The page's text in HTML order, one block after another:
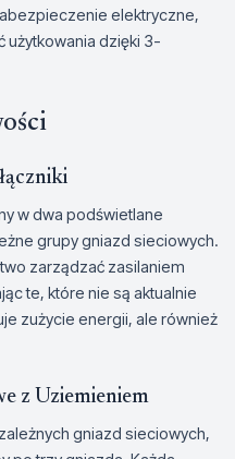
elektryczne,
użytkowania dzięki 3-
w dwa podświetlane
grupy gniazd sieciowych.
zarządzać zasilaniem
te, które nie są aktualnie
zużycie energii, ale również
z Uziemieniem
gniazd sieciowych,